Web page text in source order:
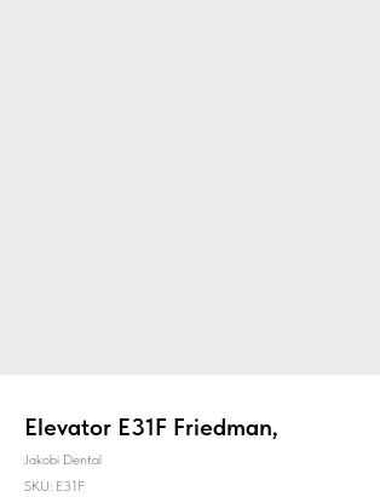
Elevator E31F Friedman,
Jakobi Dental
SKU: E31F